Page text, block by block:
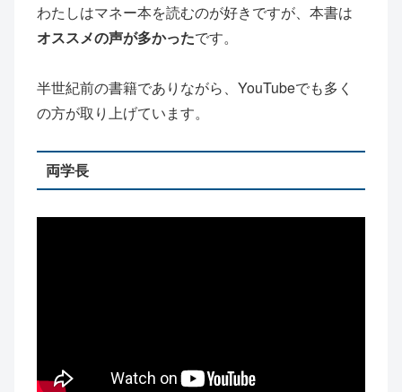
わたしはマネー本を読むのが好きですが、本書は
オススメの声が多かったです。
半世紀前の書籍でありながら、YouTubeでも多く
の方が取り上げています。
両学長